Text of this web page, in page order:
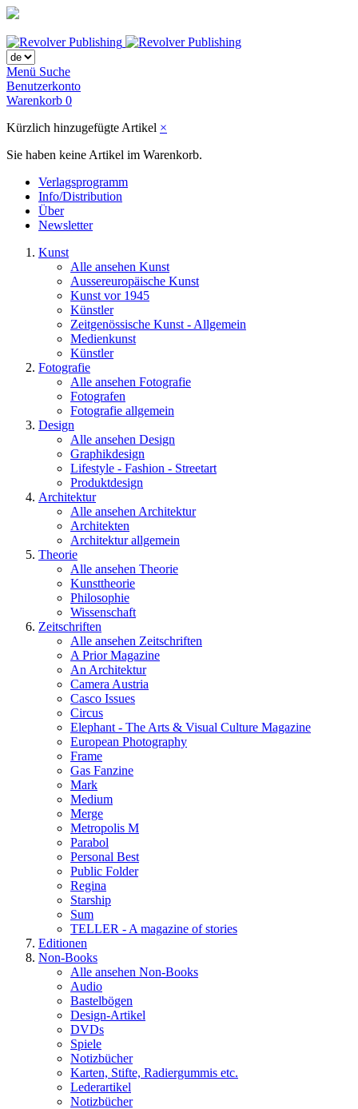
Menü Suche
Benutzerkonto
Warenkorb 0
Kürzlich hinzugefügte Artikel ×
Sie haben keine Artikel im Warenkorb.
Verlagsprogramm
Info/Distribution
Über
Newsletter
Kunst
Alle ansehen Kunst
Aussereuropäische Kunst
Kunst vor 1945
Künstler
Zeitgenössische Kunst - Allgemein
Medienkunst
Künstler
Fotografie
Alle ansehen Fotografie
Fotografen
Fotografie allgemein
Design
Alle ansehen Design
Graphikdesign
Lifestyle - Fashion - Streetart
Produktdesign
Architektur
Alle ansehen Architektur
Architekten
Architektur allgemein
Theorie
Alle ansehen Theorie
Kunsttheorie
Philosophie
Wissenschaft
Zeitschriften
Alle ansehen Zeitschriften
A Prior Magazine
An Architektur
Camera Austria
Casco Issues
Circus
Elephant - The Arts & Visual Culture Magazine
European Photography
Frame
Gas Fanzine
Mark
Medium
Merge
Metropolis M
Parabol
Personal Best
Public Folder
Regina
Starship
Sum
TELLER - A magazine of stories
Editionen
Non-Books
Alle ansehen Non-Books
Audio
Bastelbögen
Design-Artikel
DVDs
Spiele
Notizbücher
Karten, Stifte, Radiergummis etc.
Lederartikel
Notizbücher